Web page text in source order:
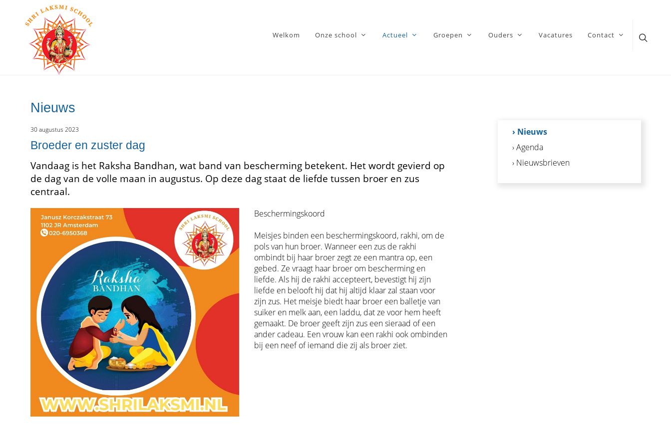
Welkom Onze school Actueel Groepen Ouders Vacatures Contact
Nieuws
30 augustus 2023
Broeder en zuster dag
Vandaag is het Raksha Bandhan, wat band van bescherming betekent. Het wordt gevierd op
de dag van de volle maan in augustus. Op deze dag staat de liefde tussen broer en zus
centraal.
Beschermingskoord
Meisjes binden een beschermingskoord, rakhi, om de
pols van hun broer. Wanneer een zus de rakhi
ombindt bij haar broer zegt ze een mantra op, een
gebed. Ze vraagt haar broer om bescherming en
liefde. Als hij de rakhi accepteert, bevestigt hij zijn
liefde en belooft hij dat hijaltijd klaar zal staan voor
zijn zus. Het meisje biedt haar broer een balletje van
suiker en melk aan, een laddu, dat ze voor hem heeft
gemaakt. De broer geeft zijn zus een sieraad of een
ander cadeau. Een vrouw kan een rakhi ook ombinden
bij een neef of iemand die zij als broer ziet.
› Nieuws
› Agenda
› Nieuwsbrieven